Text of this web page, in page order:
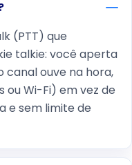
(PTT) que
talkie: você aperta
canal ouve na hora,
ou Wi-Fi) em vez de
e sem limite de